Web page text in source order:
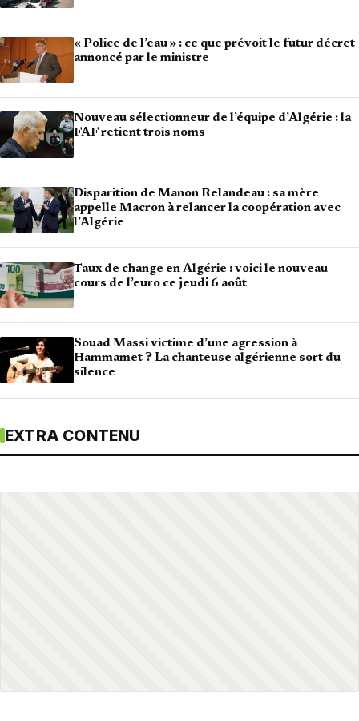
« Police de l’eau » : ce que prévoit le futur décret
annoncé par le ministre
Nouveau sélectionneur de l’équipe d’Algérie : la
FAF retient trois noms
Disparition de Manon Relandeau : sa mère
appelle Macron à relancer la coopération avec
l’Algérie
Taux de change en Algérie : voici le nouveau
cours de l’euro ce jeudi 6 août
Souad Massi victime d’une agression à
Hammamet ? La chanteuse algérienne sort du
silence
EXTRA CONTENU